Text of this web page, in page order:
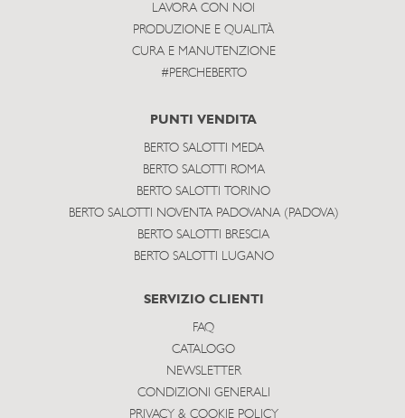
LAVORA CON NOI
PRODUZIONE E QUALITÀ
CURA E MANUTENZIONE
#PERCHEBERTO
PUNTI VENDITA
BERTO SALOTTI MEDA
BERTO SALOTTI ROMA
BERTO SALOTTI TORINO
BERTO SALOTTI NOVENTA PADOVANA (PADOVA)
BERTO SALOTTI BRESCIA
BERTO SALOTTI LUGANO
SERVIZIO CLIENTI
FAQ
CATALOGO
NEWSLETTER
CONDIZIONI GENERALI
PRIVACY & COOKIE POLICY